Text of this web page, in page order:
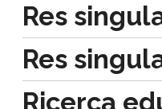
Res
Res
Ricerca